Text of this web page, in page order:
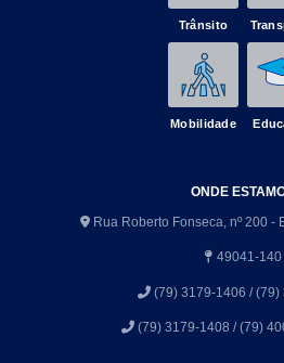
Trânsito
Mobilidade
ONDE
Rua Roberto Fonseca, nº 200 -
49041-140
(79) 3179-1406 / (79)
(79) 3179-1408 / (79)